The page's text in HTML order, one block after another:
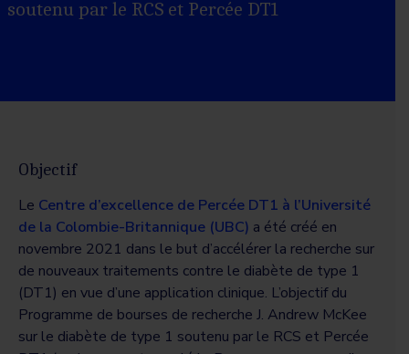
soutenu par le RCS et Percée DT1
Objectif
Le Centre d’excellence de Percée DT1 à l’Université
de la Colombie-Britannique (UBC) a été créé en
novembre 2021 dans le but d’accélérer la recherche sur
de nouveaux traitements contre le diabète de type 1
(DT1) en vue d’une application clinique. L’objectif du
Programme de bourses de recherche J. Andrew McKee
sur le diabète de type 1 soutenu par le RCS et Percée